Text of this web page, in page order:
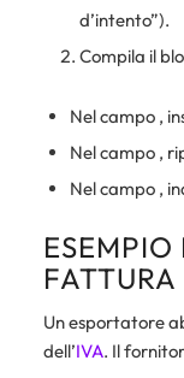
d’intento”).
Compila il
Nel campo ,
Nel campo ,
Nel campo ,
FATTURA
Un esportatore
dell’IVA. Il